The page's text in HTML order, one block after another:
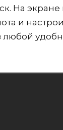
На экране
и
любой